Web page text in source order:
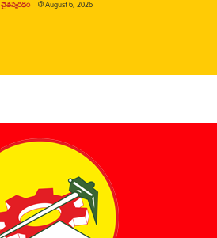
చైతన్యరధం @August 6, 2026